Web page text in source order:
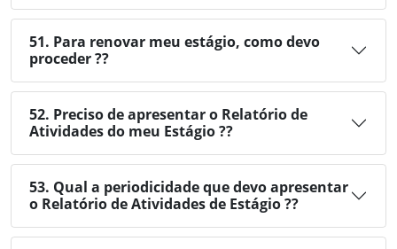
51. Para renovar meu estágio, como devo
proceder ??
52. Preciso de apresentar o Relatório de
Atividades do meu Estágio ??
53. Qual a periodicidade que devo apresentar
o Relatório de Atividades de Estágio ??